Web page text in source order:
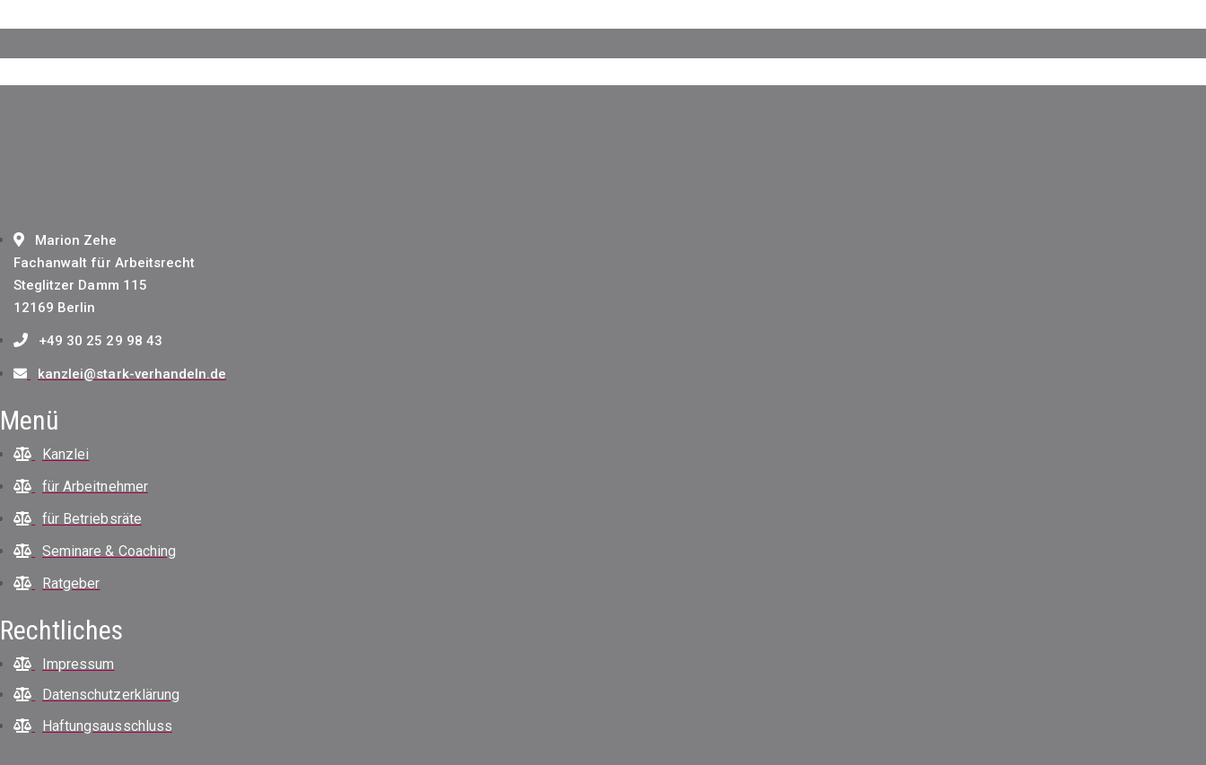
Marion Zehe
Fachanwalt für Arbeitsrecht
Steglitzer Damm 115
12169 Berlin
+49 30 25 29 98 43
kanzlei@stark-verhandeln.de
Menü
Kanzlei
für Arbeitnehmer
für Betriebsräte
Seminare & Coaching
Ratgeber
Rechtliches
Impressum
Datenschutzerklärung
Haftungsausschluss